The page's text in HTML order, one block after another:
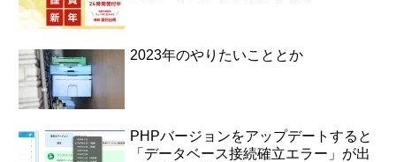
2023年のやりたいこととか
PHPバージョンをアップデートすると
「データベース接続確立エラー」が出